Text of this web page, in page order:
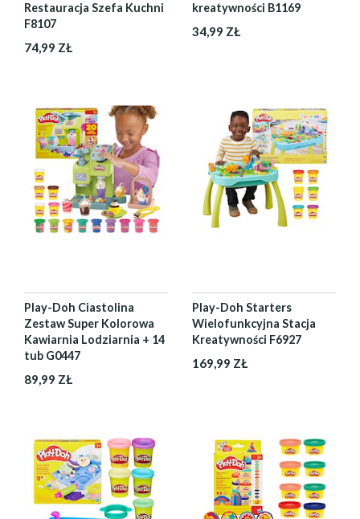
Restauracja Szefa Kuchni
F8107
74,99 ZŁ
kreatywności B1169
34,99 ZŁ
Play-Doh Ciastolina
Zestaw Super Kolorowa
Kawiarnia Lodziarnia + 14
tub G0447
89,99 ZŁ
Play-Doh Starters
Wielofunkcyjna Stacja
Kreatywności F6927
169,99 ZŁ